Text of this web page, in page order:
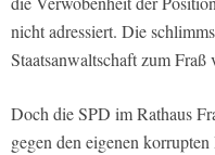
nicht adressiert. Die
Staatsanwaltschaft zum Fraß
Doch die SPD im Rathaus
gegen den eigenen